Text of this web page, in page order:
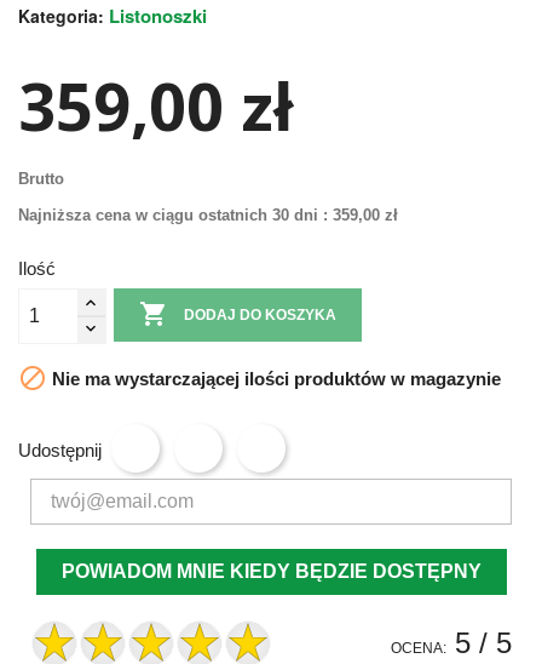
Kategoria: Listonoszki
359,00 zł
Brutto
Najniższa cena w ciągu ostatnich 30 dni : 359,00 zł
Ilość
 DODAJ DO KOSZYKA
 Nie ma wystarczającej ilości produktów w magazynie
Udostępnij
POWIADOM MNIE KIEDY BĘDZIE DOSTĘPNY
OCENA: 5 / 5